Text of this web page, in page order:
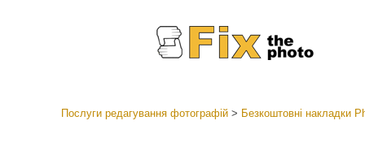
Послуги редагування фотографій> Безкоштовні накладки